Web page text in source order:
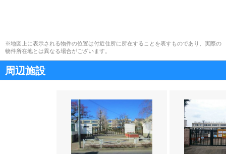
※地図上に表示される物件の位置は付近住所に所在することを表すものであり、実際の
物件所在地とは異なる場合がございます。
周辺施設